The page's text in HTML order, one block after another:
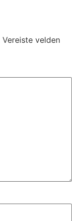
Vereiste velden